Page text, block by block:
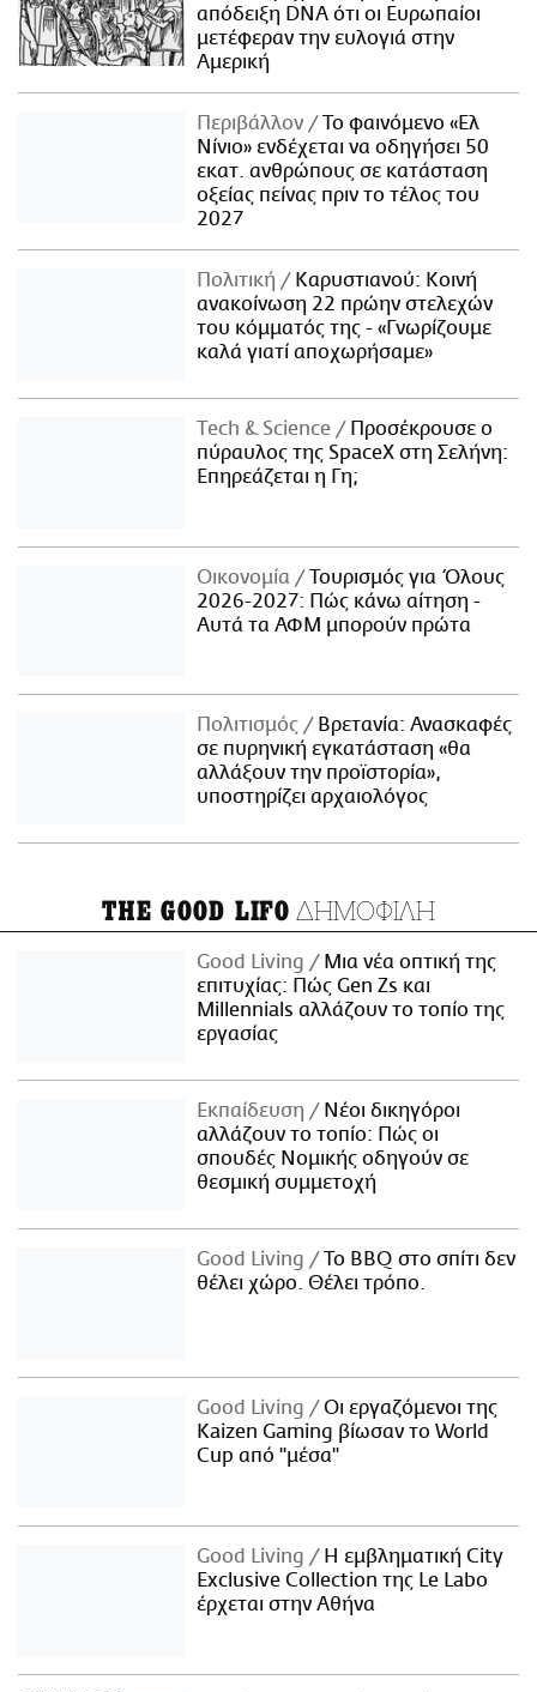
απόδειξη DNA ότι οι Ευρωπαίοι
μετέφεραν την ευλογιά στην
Αμερική
Περιβάλλον
Το φαινόμενο «Ελ
Νίνιο» ενδέχεται να οδηγήσει 50
εκατ. ανθρώπους σε κατάσταση
οξείας πείνας πριν το τέλος του
2027
Πολιτική
Καρυστιανού: Κοινή
ανακοίνωση 22 πρώην στελεχών
του κόμματός της - «Γνωρίζουμε
καλά γιατί αποχωρήσαμε»
Τech & Science
Προσέκρουσε ο
πύραυλος της SpaceX στη Σελήνη:
Επηρεάζεται η Γη;
Οικονομία
Τουρισμός για Όλους
2026-2027: Πώς κάνω αίτηση -
Αυτά τα ΑΦΜ μπορούν πρώτα
Πολιτισμός
Βρετανία: Ανασκαφές
σε πυρηνική εγκατάσταση «θα
αλλάξουν την προϊστορία»,
υποστηρίζει αρχαιολόγος
THE GOOD LIFO ΔΗΜΟΦΙΛΗ
Good Living
Μια νέα οπτική της
επιτυχίας: Πώς Gen Zs και
Millennials αλλάζουν το τοπίο της
εργασίας
Εκπαίδευση
Νέοι δικηγόροι
αλλάζουν το τοπίο: Πώς οι
σπουδές Νομικής οδηγούν σε
θεσμική συμμετοχή
Good Living
Το BBQ στο σπίτι δεν
θέλει χώρο. Θέλει τρόπο.
Good Living
Οι εργαζόμενοι της
Kaizen Gaming βίωσαν το World
Cup από "μέσα"
Good Living
Η εμβληματική City
Exclusive Collection της Le Labo
έρχεται στην Αθήνα